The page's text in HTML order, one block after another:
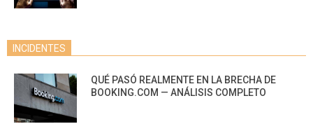
INCIDENTES
QUÉ PASÓ REALMENTE EN LA BRECHA DE
BOOKING.COM — ANÁLISIS COMPLETO